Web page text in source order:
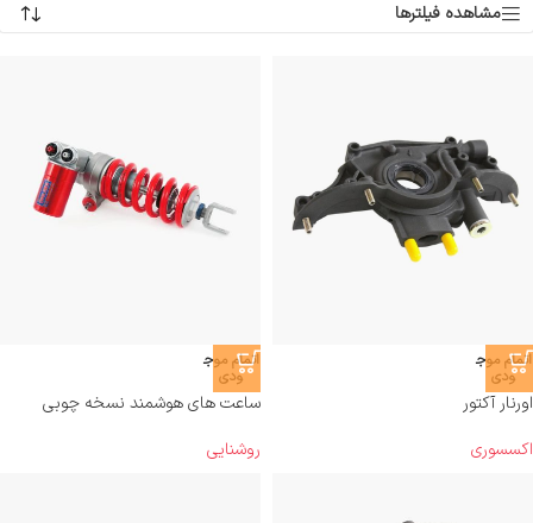
مشاهده فیلترها
اتمام موج
ودی
اورنار آکتور
اکسسوری
اتمام موج
ودی
ساعت های هوشمند نسخه چوبی
روشنایی